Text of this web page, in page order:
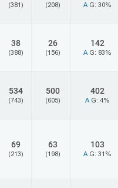
(381) (208) A G: 30%
38
(388)
26
(156)
142
A G: 83%
534
(743)
500
(605)
402
A G: 4%
69
(213)
63
(198)
103
A G: 31%